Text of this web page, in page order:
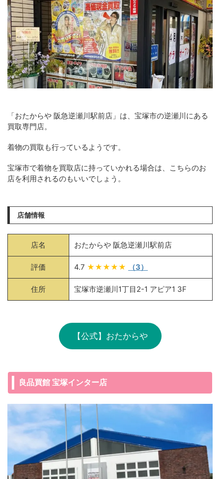
「おたからや 阪急逆瀬川駅前店」は、宝塚市の逆瀬川にある
買取専門店。
着物の買取も行っているようです。
宝塚市で着物を買取店に持っていかれる場合は、こちらのお
店を利用されるのもいいでしょう。
店舗情報
店名 おたからや 阪急逆瀬川駅前店
評価 4.7 ★★★★★ （3）
住所 宝塚市逆瀬川1丁目2-1 アピア1 3F
【公式】おたからや
良品買館 宝塚インター店